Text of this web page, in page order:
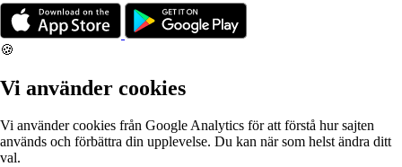
🍪
Vi använder cookies
Vi använder cookies från Google Analytics för att förstå hur sajten
används och förbättra din upplevelse. Du kan när som helst ändra ditt
val.